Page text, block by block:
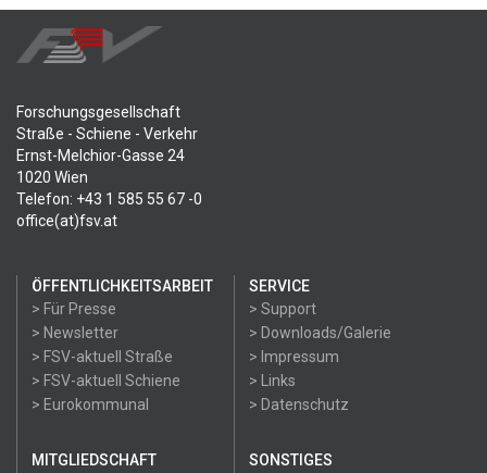
Forschungsgesellschaft
Straße - Schiene - Verkehr
Ernst-Melchior-Gasse 24
1020 Wien
Telefon: +43 1 585 55 67 -0
office(at)fsv.at
ÖFFENTLICHKEITSARBEIT
> Für Presse
> Newsletter
> FSV-aktuell Straße
> FSV-aktuell Schiene
> Eurokommunal
SERVICE
> Support
> Downloads/Galerie
> Impressum
> Links
> Datenschutz
MITGLIEDSCHAFT SONSTIGES